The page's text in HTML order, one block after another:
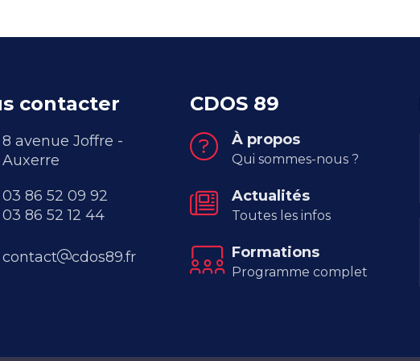
contacter
8 avenue Joffre -
Auxerre
03 86 52 09 92
03 86 52 12 44
contact cdos89.fr
CDOS 89
À propos
Qui sommes-nous ?
Actualités
Toutes les infos
Formations
Programme complet